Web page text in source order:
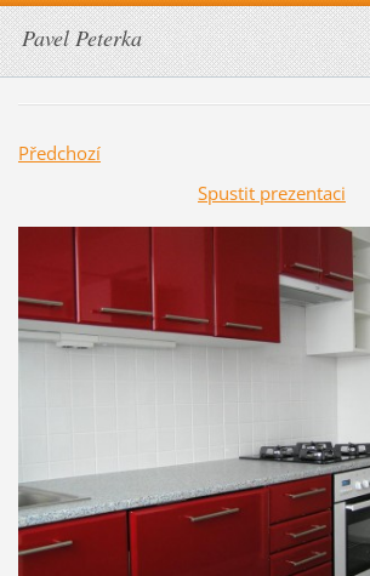
Pavel Peterka
Předchozí
Spustit prezentaci